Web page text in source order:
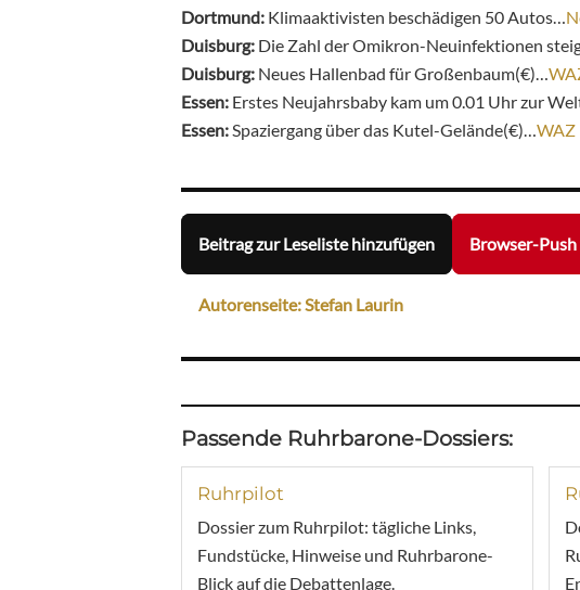
Dortmund: Klimaaktivisten beschädigen 50 Autos…
Duisburg: Die Zahl der Omikron-Neuinfektionen
Duisburg: Neues Hallenbad für Großenbaum(€)…
Essen: Erstes Neujahrsbaby kam um 0.01 Uhr zur
Essen: Spaziergang über das Kutel-Gelände(€)… WAZ
Beitrag zur Leseliste hinzufügen Browser-
Autorenseite: Stefan Laurin
Passende Ruhrbarone-Dossiers:
Ruhrpilot
Dossier zum Ruhrpilot: tägliche Links,
Fundstücke, Hinweise und Ruhrbarone-
Blick auf die Debattenlage.